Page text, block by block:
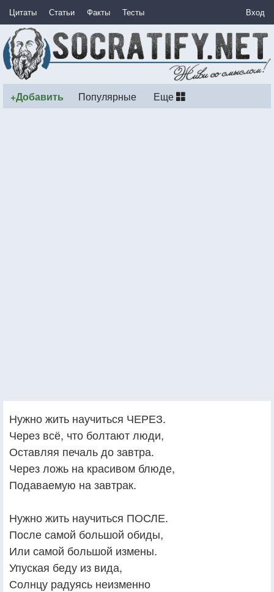
Цитаты Статьи Факты Тесты Вход
+Добавить Популярные Еще
Нужно жить научиться ЧЕРЕЗ.
Через всё, что болтают люди,
Оставляя печаль до завтра.
Через ложь на красивом блюде,
Подаваемую на завтрак.
Нужно жить научиться ПОСЛЕ.
После самой большой обиды,
Или самой большой измены.
Упуская беду из вида,
Солнцу радуясь неизменно